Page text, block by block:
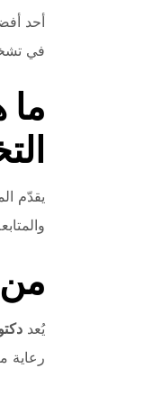
أحد
في
ما
يقدّم
يُعد
رعاية